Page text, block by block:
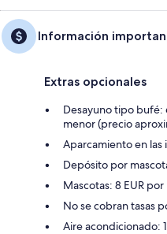
Información
Extras opcionales
Desayuno tipo bufé:
menor (precio
Aparcamiento en las
Depósito por
Mascotas: 8 EUR
No se cobran tasas
Aire acondicionado: